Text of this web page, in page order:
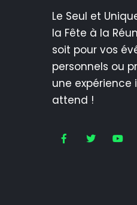
Le Seul et
la Fête à la
soit pour vos
personnels ou
une expérience
attend !